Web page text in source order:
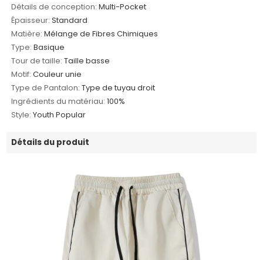
Détails de conception: Multi-Pocket
Épaisseur: Standard
Matière: Mélange de Fibres Chimiques
Type: Basique
Tour de taille: Taille basse
Motif: Couleur unie
Type de Pantalon: Type de tuyau droit
Ingrédients du matériau: 100%
Style: Youth Popular
Détails du produit